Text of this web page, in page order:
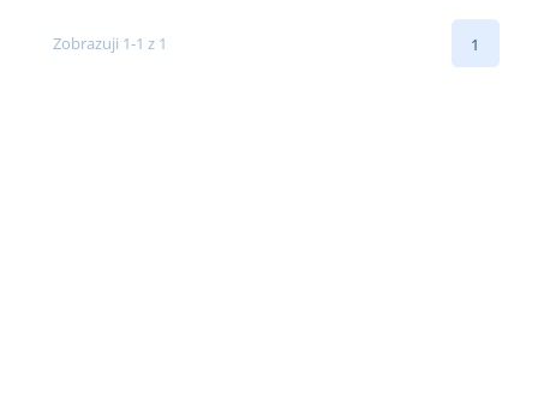
Zobrazuji 1-1 z 1 1